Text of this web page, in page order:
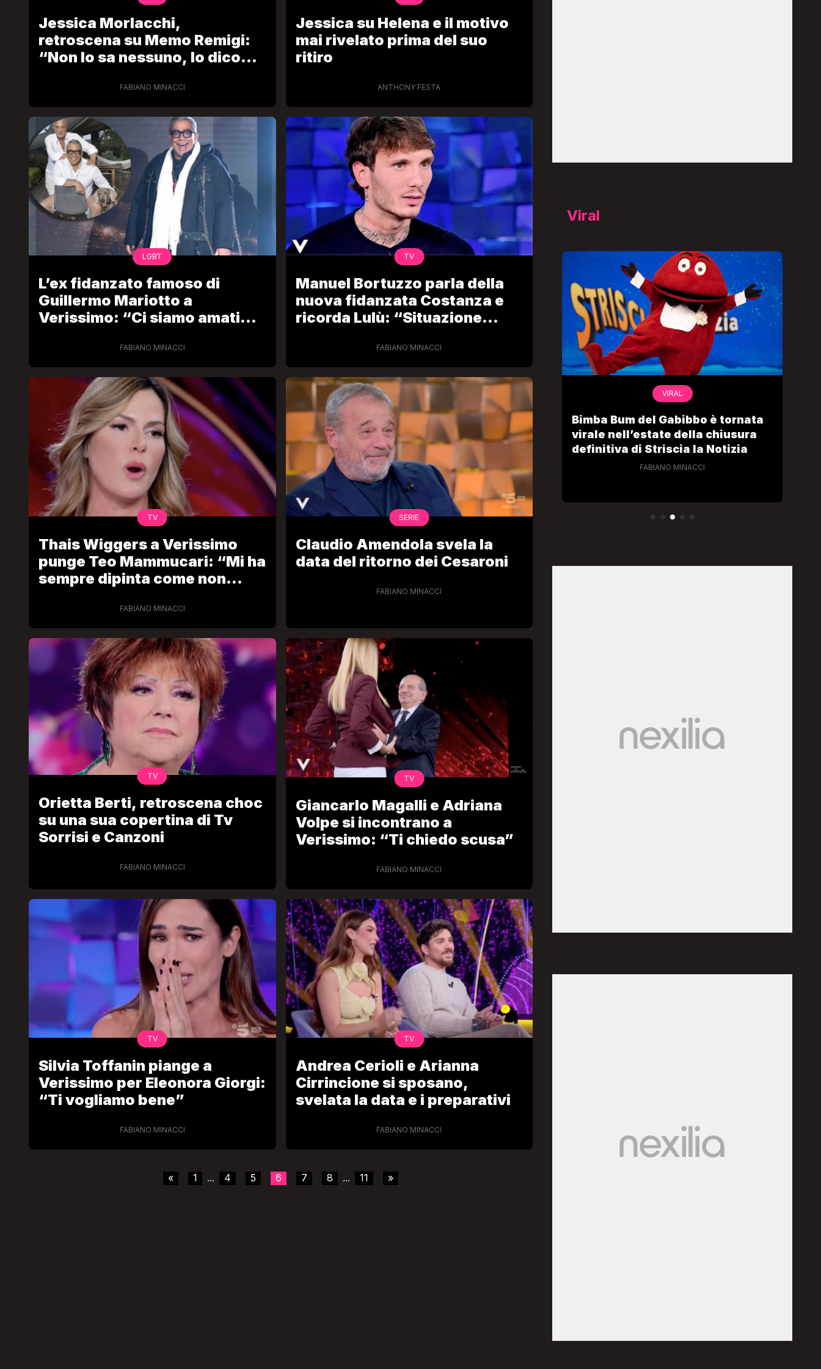
Jessica Morlacchi,
retroscena su Memo Remigi:
“Non lo sa nessuno, lo dico
FABIANO MINACCI
Jessica su Helena e il motivo
mai rivelato prima del suo
ritiro
ANTHONY FESTA
LGBT
L’ex fidanzato famoso di
Guillermo Mariotto a
Verissimo: “Ci siamo amati
FABIANO MINACCI
TV
Manuel Bortuzzo parla della
nuova fidanzata Costanza e
ricorda Lulù: “Situazione
FABIANO MINACCI
TV
Thais Wiggers a Verissimo
punge Teo Mammucari: “Mi ha
sempre dipinta come non
FABIANO MINACCI
SERIE
Claudio Amendola svela la
data del ritorno dei Cesaroni
FABIANO MINACCI
TV
Orietta Berti, retroscena choc
su una sua copertina di Tv
Sorrisi e Canzoni
FABIANO MINACCI
TV
Giancarlo Magalli e Adriana
Volpe si incontrano a
Verissimo: “Ti chiedo scusa”
FABIANO MINACCI
TV
Silvia Toffanin piange a
Verissimo per Eleonora Giorgi:
“Ti vogliamo bene”
FABIANO MINACCI
TV
Andrea Cerioli e Arianna
Cirrincione si sposano,
svelata la data e i preparativi
FABIANO MINACCI
« 1 ... 4 5 6 7 8 ... 11 »
Viral
LGBT
Bambola Star, la festa di
compleanno con tutte le grandi
dive compie 15 anni: il video
completo
FABIANO MINACCI
Camilla Milanesi lascia tutto:
“Addio cike mie, siete state una
grande famiglia per me”
FABIANO MINACCI
VIRAL
Bimba Bum del Gabibbo è tornata
virale nell’estate della chiusura
definitiva di Striscia la Notizia
FABIANO MINACCI